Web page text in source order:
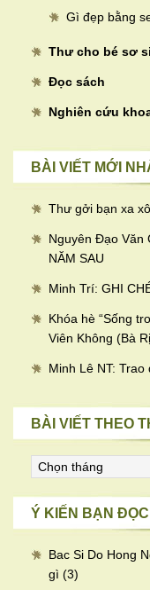
Gì đẹp bằng
Thư cho bé sơ
Đọc sách
Nghiên cứu
BÀI VIẾT MỚI
Thư gởi bạn xa
Nguyên Đạo Văn
NĂM SAU
Minh Trí: GHI
Khóa hè “Sống
Viên Không (Bà
Minh Lê NT:
BÀI VIẾT THEO
viết
theo
thángÝ KIẾN BẠN
Bac Si Do Hong
gì (3)